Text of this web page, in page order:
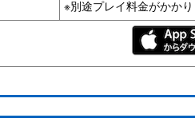
※別途プレイ料金がかか